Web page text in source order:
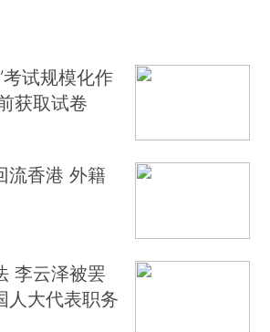
击
点国家饥饿状况持续恶化
国际消息26条）
能体 餐饮团购交易闭环
市 “易中天”或将齐聚港股
涨5成 换股收购AI编程独角兽Cursor
首店折戟 百货公司BHV终止合作
考试规模化作
获取试卷
流香港 外籍
李云泽被罢
人大代表职务